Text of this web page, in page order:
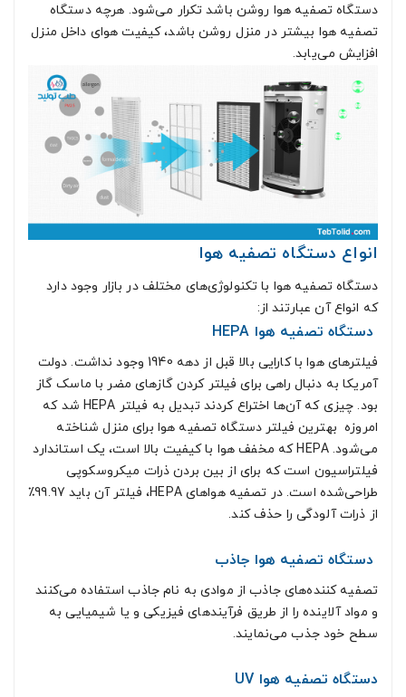
دستگاه تصفیه هوا روشن باشد تکرار می‌شود. هرچه دستگاه
تصفیه هوا بیشتر در منزل روشن باشد، کیفیت هوای داخل منزل
افزایش می‌یابد.
انواع دستگاه تصفیه هوا
دستگاه‌ تصفیه هوا با تکنولوژی‌های مختلف در بازار وجود دارد
که انواع آن عبارتند از:
دستگاه تصفیه هوا HEPA
فیلترهای هوا با کارایی بالا قبل از دهه 1940 وجود نداشت. دولت
آمریکا به دنبال راهی برای فیلتر کردن گازهای مضر با ماسک گاز
بود. چیزی که آن‌ها اختراع کردند تبدیل به فیلتر HEPA شد که
امروزه بهترین فیلتر دستگاه تصفیه هوا برای منزل شناخته
می‌شود. HEPA که مخفف هوا با کیفیت بالا است، یک استاندارد
فیلتراسیون است که برای از بین بردن ذرات میکروسکوپی
طراحی‌شده است. در تصفیه هواهای HEPA، فیلتر آن باید 99.97٪
از ذرات آلودگی را حذف کند.
دستگاه تصفیه ‌هوا جاذب
تصفیه ‌کننده‌های جاذب از موادی به نام جاذب استفاده می‌کنند
و مواد آلاینده را از طریق فرآیندهای فیزیکی و یا شیمیایی به
سطح خود جذب می‌نمایند.
دستگاه تصفیه ‌هوا UV